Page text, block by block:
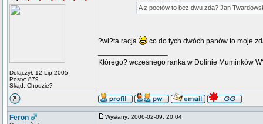
Dołączył: 12 Lip 2005
Posty: 879
Skąd: Chodzie?
A z poetów to bez dwu zda? Jan
?wi?ta racja
co do tych dwóch panów to moje
Którego? wczesnego ranka w Dolinie Muminków
Feron Wysłany: 2006-02-09, 20:04